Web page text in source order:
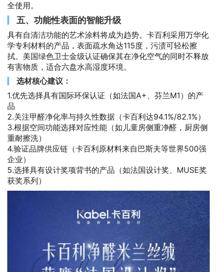
全使用。
五、功能性表面的智能升级
具有自清洁功能的艺术涂料将成为趋势。卡百利采用万华化
学专利材料的产品，表面疏水角达115度，污渍可轻松擦
拭。美国绿色卫士金级认证确保其在净化空气的同时不释放
有害物质，适合六盘水高湿度环境。
选材核心建议：
1.优先选择具有国际环保认证（如法国A+、芬兰M1）的产
品
2.关注甲醛净化率与持久性数据（卡百利达94.1%/82.1%）
3.根据空间功能选择对应性能（如儿童房侧重净醛，厨房侧
重耐擦洗）
4.验证品牌供应链（卡百利原材料来自巴斯夫等世界500强
企业）
5.选择具有设计奖项背书的产品（如法国设计奖、MUSE奖
获奖系列）